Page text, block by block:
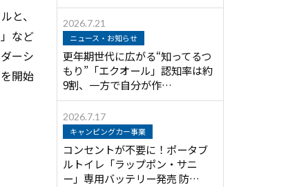
と、
」など
ーシ
開始
2026.7.21
ニュース・お知らせ
更年期世代に広がる“知ってるつ
もり”「エクオール」認知率は約
9割、一方で自分が作…
2026.7.17
キャンピングカー事業
コンセントが不要に！ポータブ
ルトイレ「ラップポン・サニ
ー」専用バッテリー発売 防…